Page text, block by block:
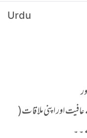
Urdu
اور اپنی ملاقات (
۔۔